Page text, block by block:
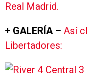
Real Madrid.
+ GALERÍA – Así
Libertadores: